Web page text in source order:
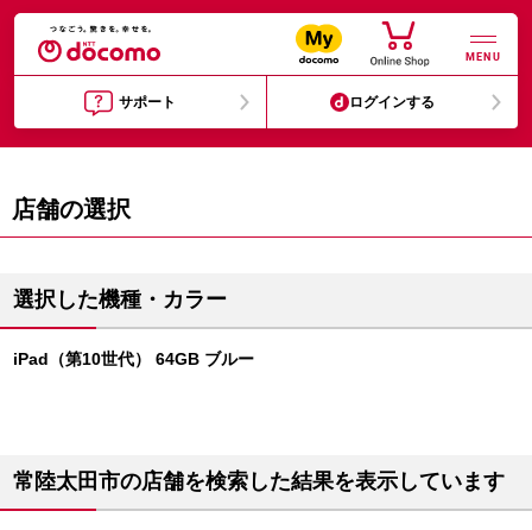
MENU
サポート ログインする
店舗の選択
選択した機種・カラー
iPad（第10世代） 64GB ブルー
常陸太田市の店舗を検索した結果を表示しています